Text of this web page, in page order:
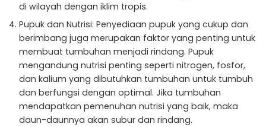
di wilayah dengan iklim tropis.
Pupuk dan Nutrisi: Penyediaan pupuk yang cukup dan
berimbang juga merupakan faktor yang penting untuk
membuat tumbuhan menjadi rindang. Pupuk
mengandung nutrisi penting seperti nitrogen, fosfor,
dan kalium yang dibutuhkan tumbuhan untuk tumbuh
dan berfungsi dengan optimal. Jika tumbuhan
mendapatkan pemenuhan nutrisi yang baik, maka
daun-daunnya akan subur dan rindang.